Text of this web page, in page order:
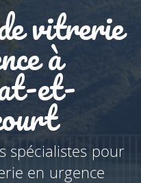
vitrerie
à
et-
spécialistes pour
en urgence